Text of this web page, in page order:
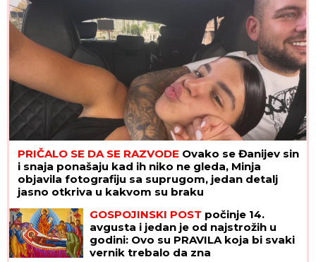
PRIČALO SE DA SE RAZVODE Ovako se Đanijev sin
i snaja ponašaju kad ih niko ne gleda, Minja
objavila fotografiju sa suprugom, jedan detalj
jasno otkriva u kakvom su braku
GOSPOJINSKI POST počinje 14.
avgusta i jedan je od najstrožih u
godini: Ovo su PRAVILA koja bi svaki
vernik trebalo da zna